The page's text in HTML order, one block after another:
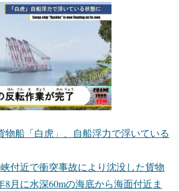
物船「白虎」、自船浮力で浮いている
付近で衝突事故により沈没した貨物
8月に水深60mの海底から海面付近ま